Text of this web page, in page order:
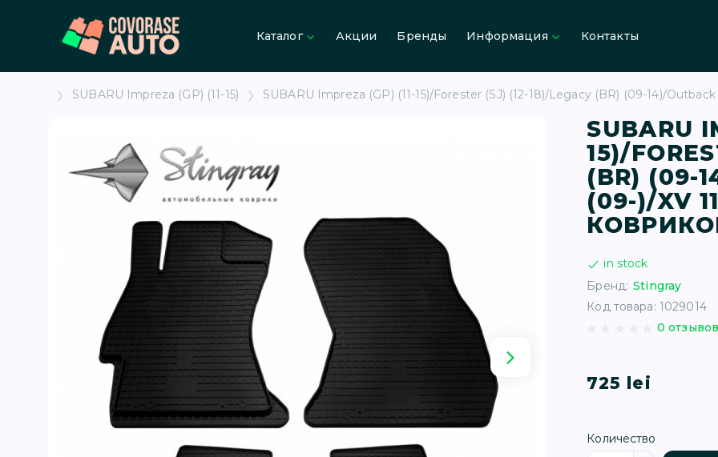
Каталог Акции Бренды Информация Контакты
SUBARU Impreza (GP) (11-15) SUBARU Impreza (GP) (11-15)/Forester (SJ) (12-18)/Legacy (BR) (09-14)/
SUBARU
15)/
(BR) (09-
(09-)/XV
in stock
Бренд: Stingray
Код товара: 1029014
0 отзывов
725 lei
Количество